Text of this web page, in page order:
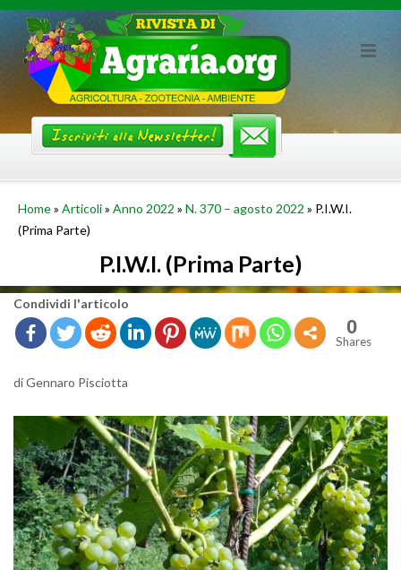
Skip
content
Home» Articoli» Anno 2022 » N. 370 – agosto 2022 » P.I.W.I.
(Prima Parte)
P.I.W.I. (Prima Parte)
Con­di­vi­di l'ar­ti­co­lo
0
Shares
di Gen­na­ro Pi­sciot­ta